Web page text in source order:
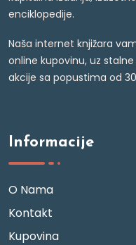
enciklopedije.
Naša internet knjižara
online kupovinu, uz
akcije sa popustima od
Informacije
O Nama
Kontakt
Kupovina